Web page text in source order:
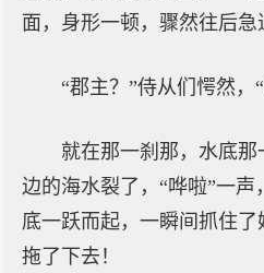
面，身形一顿，骤然往后急
“郡主？”侍从们愕然，
就在那一刹那，水底
边的海水裂了，“哗啦”一
底一跃而起，一瞬间抓住
拖了下去！